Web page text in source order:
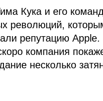
Кука и его
революций,
репутацию
компания
несколько